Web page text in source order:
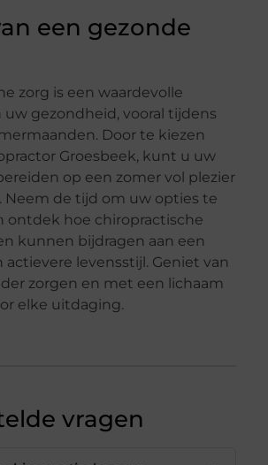
een gezonde
zorg is een waardevolle
uw gezondheid, vooral tijdens
Door te kiezen
Groesbeek, kunt u uw
op een zomer vol plezier
Neem de tijd om uw opties te
ontdek hoe chiropractische
kunnen bijdragen aan een
actievere levensstijl. Geniet van
zorgen en met een lichaam
elke uitdaging.
vragen